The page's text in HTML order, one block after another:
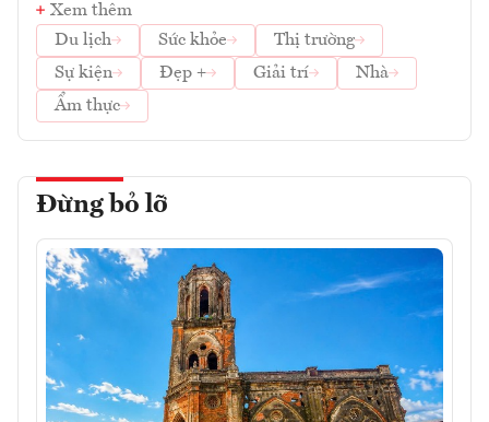
Xem thêm
Du lịch
Sức khỏe
Thị trường
Sự kiện
Đẹp + Giải trí
Nhà
Ẩm thực
Đừng bỏ lỡ